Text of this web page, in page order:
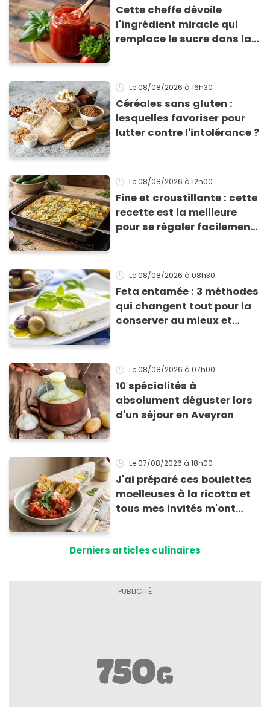
Cette cheffe dévoile
l'ingrédient miracle qui
remplace le sucre dans la
Le 08/08/2026 à 16h30
Céréales sans gluten :
lesquelles favoriser pour
lutter contre l'intolérance ?
Le 08/08/2026 à 12h00
Fine et croustillante : cette
recette est la meilleure
pour se régaler facilement
Le 08/08/2026 à 08h30
Feta entamée : 3 méthodes
qui changent tout pour la
conserver au mieux et
Le 08/08/2026 à 07h00
10 spécialités à
absolument déguster lors
d'un séjour en Aveyron
Le 07/08/2026 à 18h00
J'ai préparé ces boulettes
moelleuses à la ricotta et
tous mes invités m'ont
Derniers articles culinaires